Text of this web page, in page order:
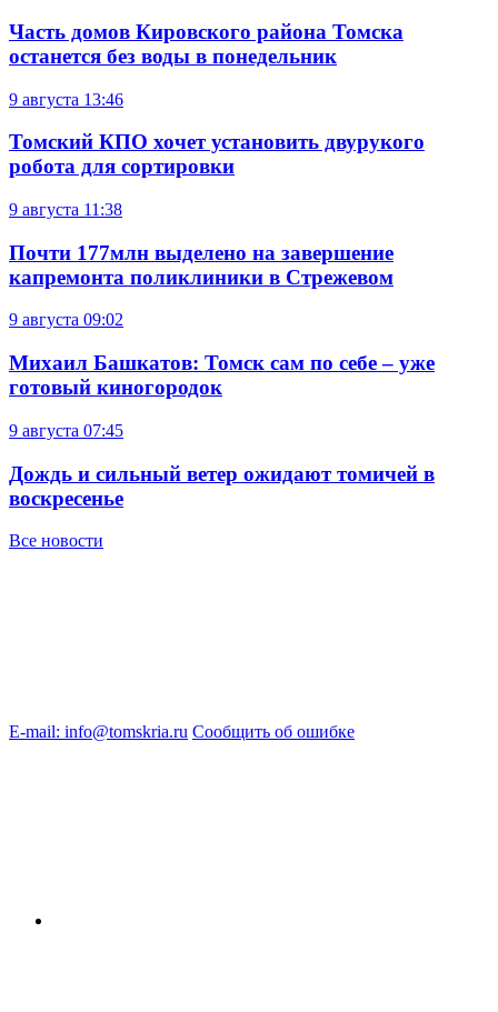
Часть домов Кировского района Томска
останется без воды в понедельник
9 августа 13:46
Томский КПО хочет установить двурукого
робота для сортировки
9 августа 11:38
Почти 177млн выделено на завершение
капремонта поликлиники в Стрежевом
9 августа 09:02
Михаил Башкатов: Томск сам по себе – уже
готовый киногородок
9 августа 07:45
Дождь и сильный ветер ожидают томичей в
воскресенье
Все новости
E-mail: info@tomskria.ru Сообщить об ошибке